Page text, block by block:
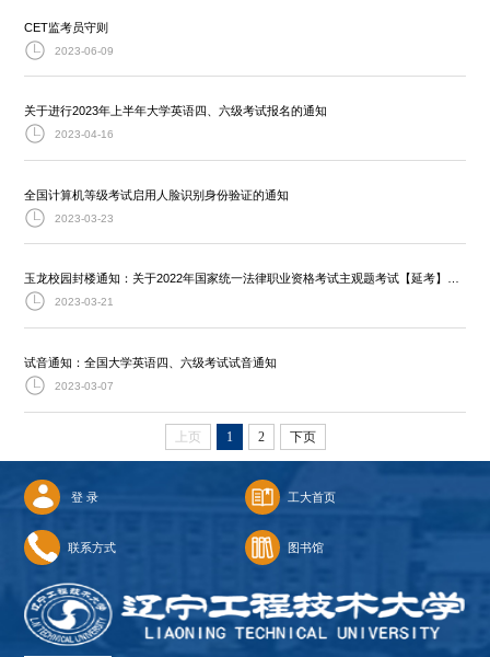
CET监考员守则
2023-06-09
关于进行2023年上半年大学英语四、六级考试报名的通知
2023-04-16
全国计算机等级考试启用人脸识别身份验证的通知
2023-03-23
2023-03-21
试音通知：全国大学英语四、六级考试试音通知
2023-03-07
上页 1 2 下页
登 录 工大首页
联系方式 图书馆